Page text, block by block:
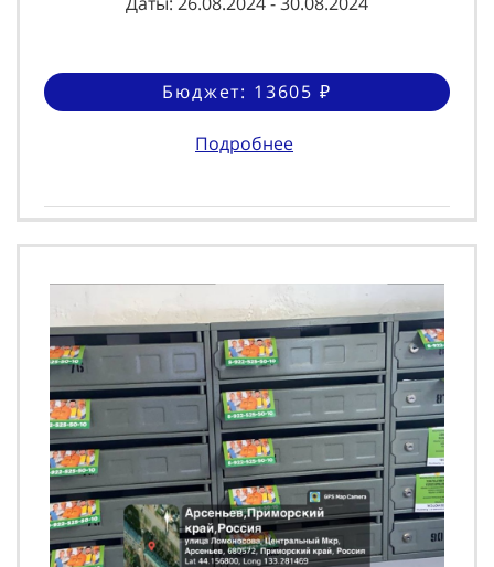
Бюджет: 13605 ₽
Подробнее